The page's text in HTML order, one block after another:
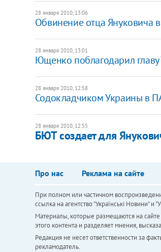
28 января 2010, 13:06
Обвинение отца Януковича
28 января 2010, 13:01
Ющенко поблагодарил
28 января 2010, 12:58
Содокладчиком Украины в
28 января 2010, 12:55
БЮТ создает для
Про нас Реклама на сайте
При полном или частичном
ссылка на агентство "Українськi Новини" и
Материалы, которые размещаются на
этого контента и разделяет мнения,
Редакция не несет ответственности за
рекламодатель.